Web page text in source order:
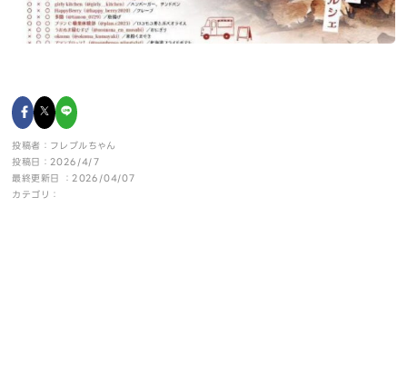
投稿者：フレブルちゃん
投稿日：2026/4/7
最終更新日 ：2026/04/07
カテゴリ：